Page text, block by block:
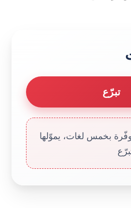
تبرّع
بخمس لغات، يموّلها